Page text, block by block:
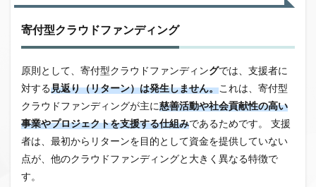
寄付型クラウドファンディング
原則として、 寄付型クラウドファンディングでは、支援者に
対する見返り（リターン）は発生しません。これは、寄付型
クラウドファンディングが主に慈善活動や社会貢献性の高い
事業やプロジェクトを支援する仕組みであるためです。
支援
者は、最初からリターンを目的として資金を提供していない
点が、他のクラウドファンディングと大きく異なる特徴で
す。